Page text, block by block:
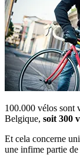
100.000 vélos sont
Belgique, soit 300
Et cela concerne
une infime partie de